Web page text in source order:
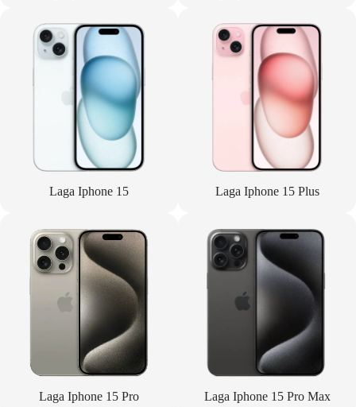
Laga Iphone 15 Laga Iphone 15 Plus
Laga Iphone 15 Pro Laga Iphone 15 Pro Max